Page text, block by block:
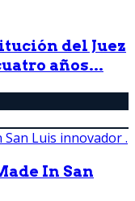
del Juez
años...
In San